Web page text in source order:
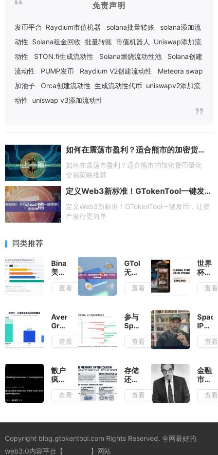
免责声明
发币平台 Raydium市值机器 solana批量转账
solana添加流
动性 Solana租金回收 批量转账 市值机器人
Uniswap添加流
动性
STON.fi生成流动性 Solana燃烧流动性池
Solana创建
流动性
PUMP发币 Raydium V2创建流动性
Meteora swap
加池子
Orca创建流动性 生成流动性代币 uniswapv2添加流
动性 uniswap v3添加流动性
上一篇
如何在震荡市盈利？适合熊市的加密货币量化交易策略推荐
如何在震荡市盈利？适合熊市的加密货币量化
交易策略推荐
下一篇
定义Web3新标准！GTokenTool一键发币，让资产发行更简单
定义Web3新标准！GTokenTool一键发币，让资
产发行更简单
同类推荐
Binance
美股
交易
初体
简
洁，
但
非“零
查看
GTokenTool：
无代
码发
币平
Web3
发币
行业
新标
查看
世界
杯临
近，
卡牌
升
温，
首场
参
与？
查看
Avenir
Group
下注
WasabiCard：
卡退
潮，
稳定
币支
香
查看
参与
SpaceX
万亿
IPO
你需
要先
看懂
这几
查看
IPO
首日
普通
热门
股炒
查看
散户
疯狂
买
入，
预
SPCX
后市
查看
存储
还在
涨，
但聪
布局
「闪
查看
金融
市场
的
「危
逝
查看
Copyright blog.gtokentool.com Rights Reserved. 全网最好的
web3.0内容平台【
】网站